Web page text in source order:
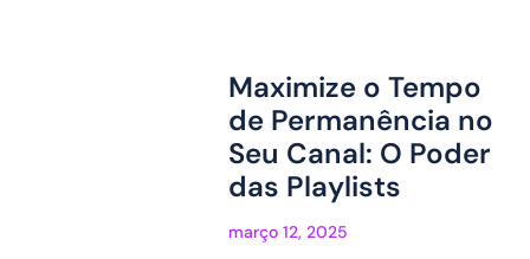
Maximize o Tempo
de Permanência no
Seu Canal: O Poder
das Playlists
março 12, 2025